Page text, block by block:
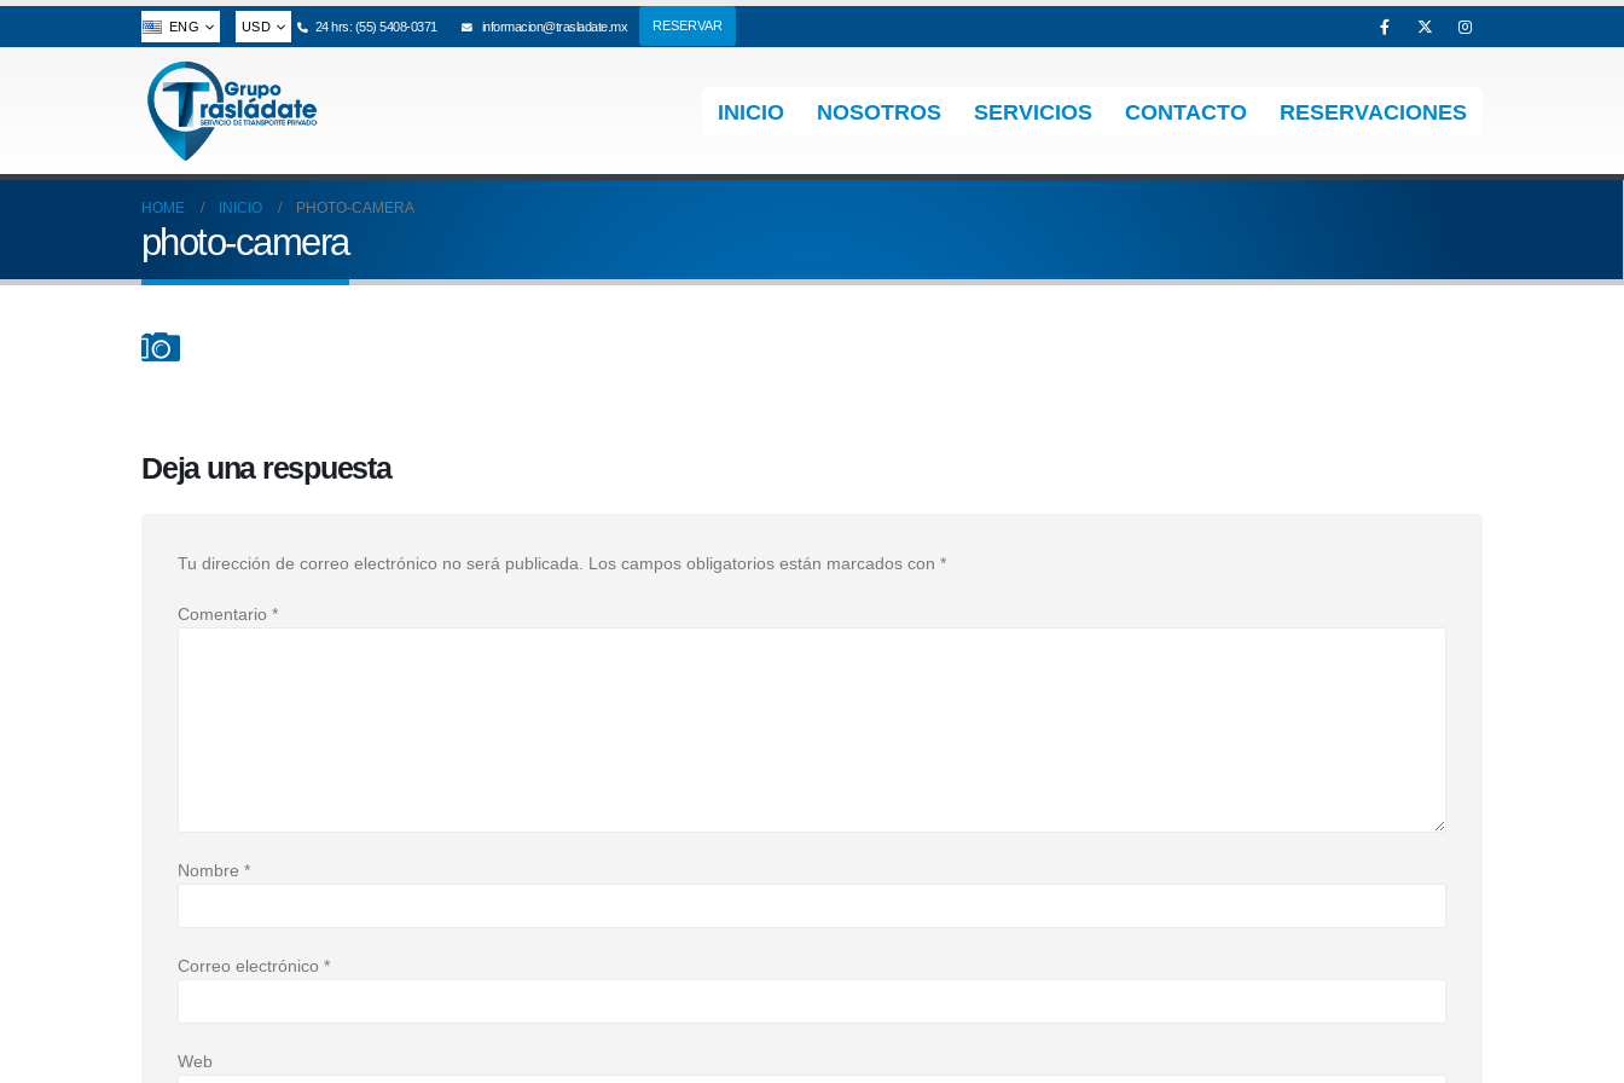
ENG USD 24 hrs: (55) 5408-0371 informacion@trasladate.mx
INICIO NOSOTROS SERVICIOS CONTACTO RESERVACIONES
HOME INICIO PHOTO-CAMERA
photo-camera
Deja una respuesta
Tu dirección de correo electrónico no será publicada. Los campos obligatorios están marcados con *
Comentario *
Nombre *
Correo electrónico *
Web